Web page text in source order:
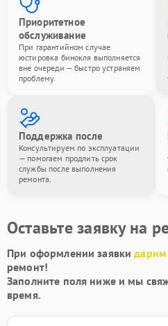
Приоритетное
обслуживание
При гарантийном случае
юстировка бинокля выполняется
вне очереди — быстро устраняем
проблему.
Поддержка после
Консультируем по эксплуатации
— помогаем продлить срок
службы после выполнения
ремонта.
Оставьте заявку на
При оформлении заявкидарим
ремонт!
Заполните поля ниже и мы
время.